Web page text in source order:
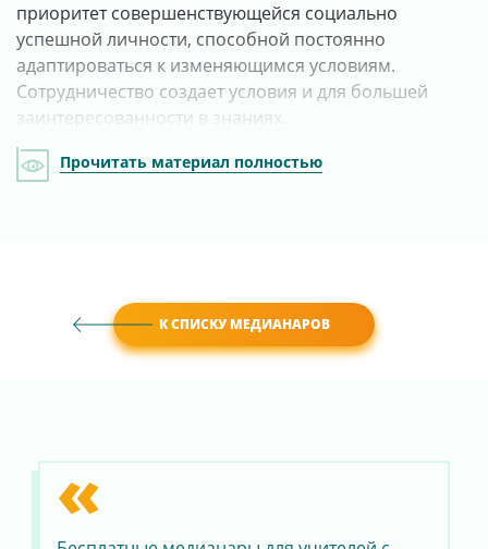
приоритет совершенствующейся социально
успешной личности, способной постоянно
адаптироваться к изменяющимся условиям.
Сотрудничество создает условия и для большей
заинтересованности в знаниях.
Прочитать материал полностью
К СПИСКУ МЕДИАНАРОВ
«